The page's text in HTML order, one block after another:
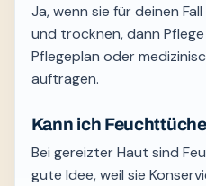
Ja, wenn sie für deinen
und trocknen, dann
Pflegeplan oder
auftragen.
Kann ich
Bei gereizter Haut sind
gute Idee, weil sie